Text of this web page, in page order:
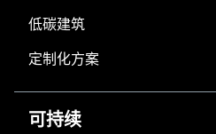
低碳建筑
定制化方案
可持续